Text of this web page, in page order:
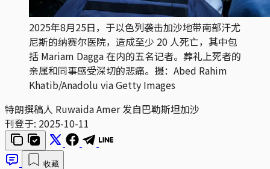
2025年8月25日，于以色列袭击加沙地带南部汗尤
尼斯的纳赛尔医院，造成至少 20 人死亡，其中包
括 Mariam Dagga 在内的五名记者。葬礼上死者的
亲属和同事感受深切的悲痛。摄：Abed Rahim
Khatib/Anadolu via Getty Images
特朗撰稿人 Ruwaida Amer 发自巴勒斯坦加沙
刊登于: 2025-10-11
收藏